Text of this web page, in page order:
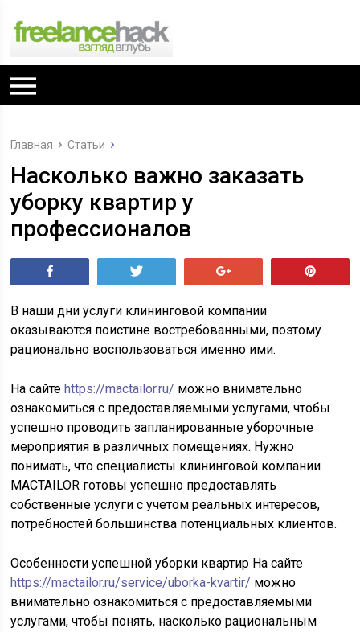
Главная Статьи
Насколько важно заказать
уборку квартир у
профессионалов
В наши дни услуги клининговой компании
оказываются поистине востребованными, поэтому
рационально воспользоваться именно ими.
На сайтеhttps://mactailor.ru/ можно внимательно
ознакомиться с предоставляемыми услугами, чтобы
успешно проводить запланированные уборочные
мероприятия в различных помещениях. Нужно
понимать, что специалисты клининговой компании
MACTAILOR готовы успешно предоставлять
собственные услуги с учетом реальных интересов,
потребностей большинства потенциальных клиентов.
Особенности успешной уборки квартир На сайте
https://mactailor.ru/service/uborka-kvartir/ можно
внимательно ознакомиться с предоставляемыми
услугами, чтобы понять, насколько рациональным